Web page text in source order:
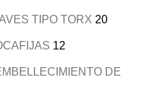
TIPO TORX 20
12
DE